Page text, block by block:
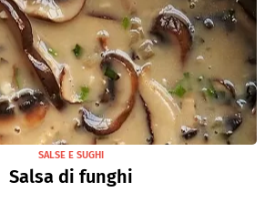
SALSE E SUGHI
Salsa di funghi